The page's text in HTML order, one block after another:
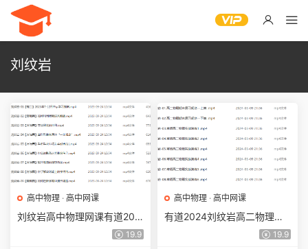
刘纹岩
高中物理 · 高中网课
刘纹岩高中物理网课有道202
4刘纹岩高二物理教程（暑假
19.9
高中物理 · 高中网课
有道2024刘纹岩高二物理下
19.9